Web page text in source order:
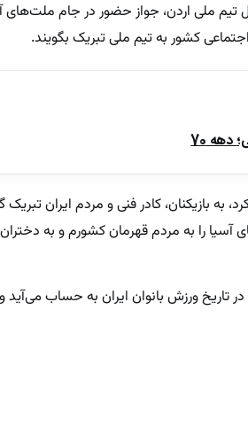
تیم ملی اردن، جواز حضور در جام
کشور به تیم ملی تبریک بگویند.
دهه 70
به بازیکنان، کادر فنی و مردم ایران
آسیا را به مردم قهرمان کشورم و به دختران
تاریخ ورزش بانوان ایران به حساب